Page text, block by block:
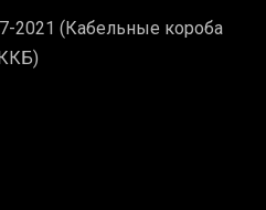
2021 (Кабельные короба